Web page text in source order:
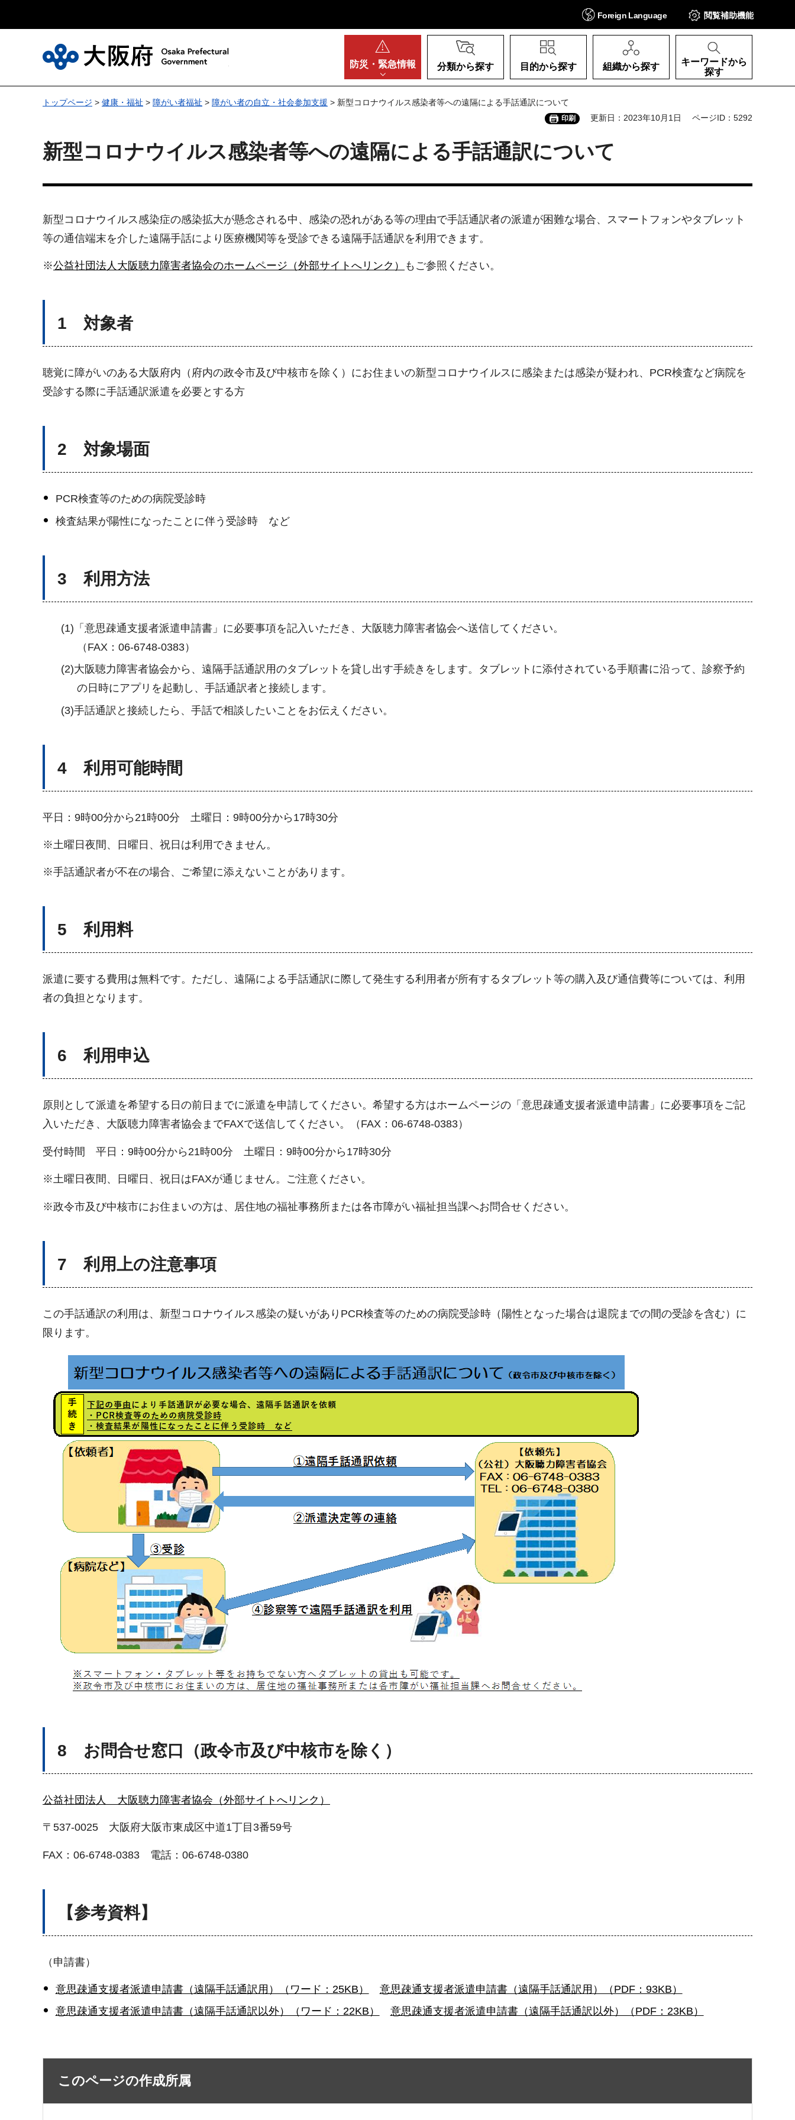
Foreign Language 閲覧補助機能
防災・ 緊急情報 分類から探す 目的から探す 組織から探す
キーワードから
探す
トップページ > 健康・福祉 > 障がい者福祉 > 障がい者の自立・社会参加支援 > 新型コロナウイルス感染者等への遠隔による手話通訳について
印刷 更新日：2023年10月1日 ページID：5292
新型コロナウイルス感染者等への遠隔による手話通訳について
新型コロナウイルス感染症の感染拡大が懸念される中、感染の恐れがある等の理由で手話通訳者の派遣が困難な場合、スマートフォンやタブレット
等の通信端末を介した遠隔手話により医療機関等を受診できる遠隔手話通訳を利用できます。
※公益社団法人大阪聴力障害者協会のホームページ（外部サイトへリンク） もご参照ください。
1 対象者
聴覚に障がいのある大阪府内（府内の政令市及び中核市を除く）にお住まいの新型コロナウイルスに感染または感染が疑われ、PCR検査など病院を
受診する際に手話通訳派遣を必要とする方
2 対象場面
PCR検査等のための病院受診時
検査結果が陽性になったことに伴う受診時 など
3 利用方法
(1)「意思疎通支援者派遣申請書」に必要事項を記入いただき、大阪聴力障害者協会へ送信してください。
（FAX：06-6748-0383）
(2)大阪聴力障害者協会から、遠隔手話通訳用のタブレットを貸し出す手続きをします。タブレットに添付されている手順書に沿って、診察予約
の日時にアプリを起動し、手話通訳者と接続します。
(3)手話通訳と接続したら、手話で相談したいことをお伝えください。
4 利用可能時間
平日：9時00分から21時00分 土曜日：9時00分から17時30分
※土曜日夜間、日曜日、祝日は利用できません。
※手話通訳者が不在の場合、ご希望に添えないことがあります。
5 利用料
派遣に要する費用は無料です。ただし、遠隔による手話通訳に際して発生する利用者が所有するタブレット等の購入及び通信費等については、利用
者の負担となります。
6 利用申込
原則として派遣を希望する日の前日までに派遣を申請してください。希望する方はホームページの「意思疎通支援者派遣申請書」に必要事項をご記
入いただき、大阪聴力障害者協会までFAXで送信してください。（FAX：06-6748-0383）
受付時間 平日：9時00分から21時00分 土曜日：9時00分から17時30分
※土曜日夜間、日曜日、祝日はFAXが通じません。ご注意ください。
※政令市及び中核市にお住まいの方は、居住地の福祉事務所または各市障がい福祉担当課へお問合せください。
7 利用上の注意事項
この手話通訳の利用は、新型コロナウイルス感染の疑いがありPCR検査等のための病院受診時（陽性となった場合は退院までの間の受診を含む）に
限ります。
8 お問合せ窓口（政令市及び中核市を除く）
公益社団法人 大阪聴力障害者協会（外部サイトへリンク）
〒537-0025 大阪府大阪市東成区中道1丁目3番59号
FAX：06-6748-0383 電話：06-6748-0380
【参考資料】
（申請書）
意思疎通支援者派遣申請書（遠隔手話通訳用）（ワード：25KB）
意思疎通支援者派遣申請書（遠隔手話通訳用）（PDF：93KB）
意思疎通支援者派遣申請書（遠隔手話通訳以外）（ワード：22KB）
意思疎通支援者派遣申請書（遠隔手話通訳以外）（PDF：23KB）
このページの作成所属